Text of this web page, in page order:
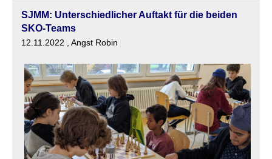
SJMM: Unterschiedlicher Auftakt für die beiden
SKO-Teams
12.11.2022 , Angst Robin